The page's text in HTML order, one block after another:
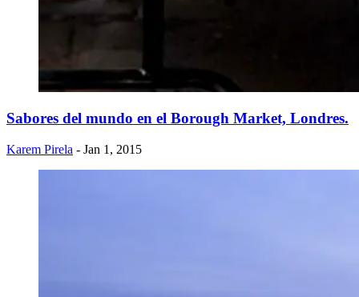
​Sabores del mundo en el Borough Market, Londres.
Karem Pirela - Jan 1, 2015